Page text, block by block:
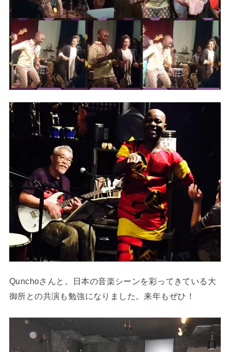
Qunchoさんと。日本の音楽シーンを彩ってきている大
御所との共演も勉強になりました。来年もぜひ！